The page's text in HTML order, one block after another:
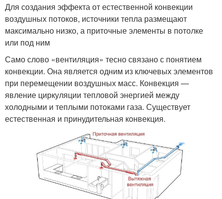
Для создания эффекта от естественной конвекции
воздушных потоков, источники тепла размещают
максимально низко, а приточные элементы в потолке
или под ним
Само слово «вентиляция» тесно связано с понятием
конвекции. Она является одним из ключевых элементов
при перемещении воздушных масс. Конвекция —
явление циркуляции тепловой энергией между
холодными и теплыми потоками газа. Существует
естественная и принудительная конвекция.